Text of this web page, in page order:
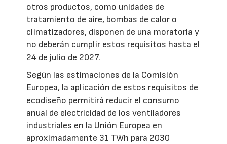
otros productos, como unidades de
tratamiento de aire, bombas de calor o
climatizadores, disponen de una moratoria y
no deberán cumplir estos requisitos hasta el
24 de julio de 2027.
Según las estimaciones de la Comisión
Europea, la aplicación de estos requisitos de
ecodiseño permitirá reducir el consumo
anual de electricidad de los ventiladores
industriales en la Unión Europea en
aproximadamente 31 TWh para 2030